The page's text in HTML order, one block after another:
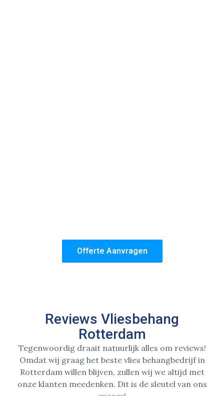
Offerte Aanvragen
Reviews Vliesbehang
Rotterdam
Tegenwoordig draait natuurlijk alles om reviews!
Omdat wij graag het beste vlies behangbedrijf in
Rotterdam willen blijven, zullen wij we altijd met
onze klanten meedenken. Dit is de sleutel van ons